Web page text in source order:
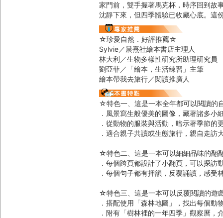
家門前，雙手握著馬克杯，時序回到故
沈靜下來，但四季體驗已收藏心底。這
☆珍愛自然．好評推薦☆
Sylvie／晨熹社繪本書店主理人
林大利／生物多樣性研究所助理研究員
劉亞菲／「繪本，生活練習」主筆
繪本帶我去旅行／閱讀推廣人
☆特色一、這是一本全年都可以閱讀的
．風景寫生般優美的圖像，藏著諸多
．從動物的服裝與活動，暗示著季節的
．適合親子共讀或生態旅行，親自走訪
☆特色二、這是一本可以細細品味的翻
．每個跨頁都設計了小翻頁，可以探訪
．每個句子都有押韻，反覆誦讀，感受
☆特色三、這是一本可以反覆閱讀的遊
．搭配使用「森林地圖」，找出每個動
．附有「樹林裡的一年四季」觀察曆